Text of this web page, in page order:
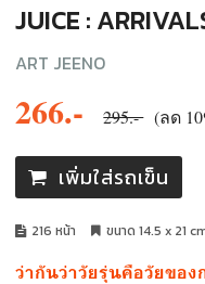
JUICE :
ART JEENO
266.- 295.- (ลด
เพิ่มใส่รถเข็น
216 หน้า ขนาด 14.5 x 21
ว่ากันว่าวัยรุ่นคือวัยของ